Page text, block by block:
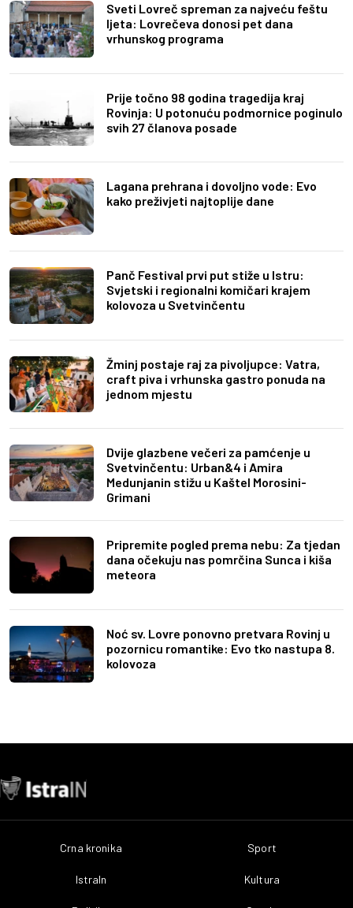
Sveti Lovreč spreman za najveću feštu
ljeta: Lovrečeva donosi pet dana
vrhunskog programa
Prije točno 98 godina tragedija kraj
Rovinja: U potonuću podmornice poginulo
svih 27 članova posade
Lagana prehrana i dovoljno vode: Evo
kako preživjeti najtoplije dane
Panč Festival prvi put stiže u Istru:
Svjetski i regionalni komičari krajem
kolovoza u Svetvinčentu
Žminj postaje raj za pivoljupce: Vatra,
craft piva i vrhunska gastro ponuda na
jednom mjestu
Dvije glazbene večeri za pamćenje u
Svetvinčentu: Urban&4 i Amira
Medunjanin stižu u Kaštel Morosini-
Grimani
Pripremite pogled prema nebu: Za tjedan
dana očekuju nas pomrčina Sunca i kiša
meteora
Noć sv. Lovre ponovno pretvara Rovinj u
pozornicu romantike: Evo tko nastupa 8.
kolovoza
Crna kronika
IstraIn
Sport
Kultura